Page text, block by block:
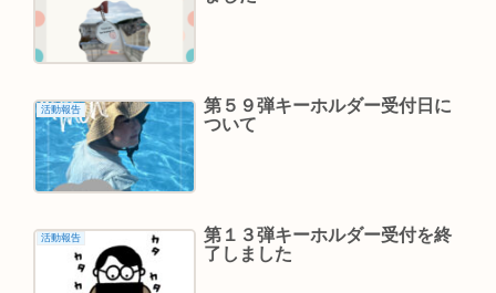
活動報告
第５９弾キーホルダー受付日に
ついて
活動報告
第１３弾キーホルダー受付を終
了しました